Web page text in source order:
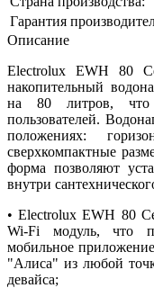
Гарантия
Описание
Electrolux EWH 80
накопительный
на 80 литров, что
пользователей.
положениях:
сверхкомпактные
форма позволяют
внутри
• Electrolux EWH 80
Wi-Fi модуль, что
мобильное
"Алиса" из любой
девайса;